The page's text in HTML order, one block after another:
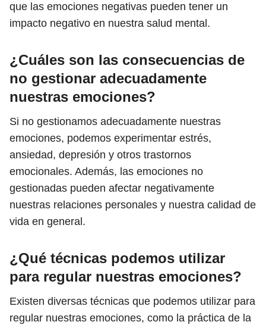
que las emociones negativas pueden tener un
impacto negativo en nuestra salud mental.
¿Cuáles son las consecuencias de
no gestionar adecuadamente
nuestras emociones?
Si no gestionamos adecuadamente nuestras
emociones, podemos experimentar estrés,
ansiedad, depresión y otros trastornos
emocionales. Además, las emociones no
gestionadas pueden afectar negativamente
nuestras relaciones personales y nuestra calidad de
vida en general.
¿Qué técnicas podemos utilizar
para regular nuestras emociones?
Existen diversas técnicas que podemos utilizar para
regular nuestras emociones, como la práctica de la